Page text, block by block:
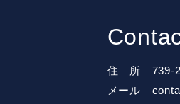
住 所 739-
メール